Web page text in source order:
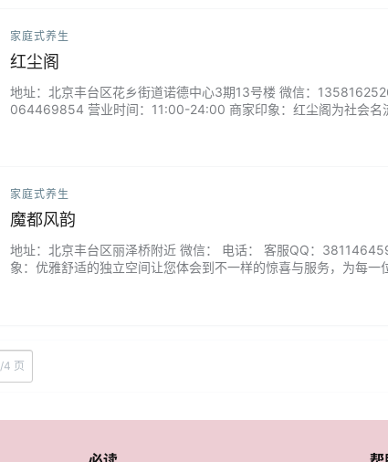
家庭式养生
红尘阁
地址：北京丰台区花乡街道诺德中心3期13号楼 微信：
064469854 营业时间：11:00-24:00 商家印象：红尘阁为社会名
家庭式养生
魔都风韵
地址：北京丰台区丽泽桥附近 微信： 电话： 客服QQ：
象：优雅舒适的独立空间让您体会到不一样的惊喜与服务，为每一
/4 页